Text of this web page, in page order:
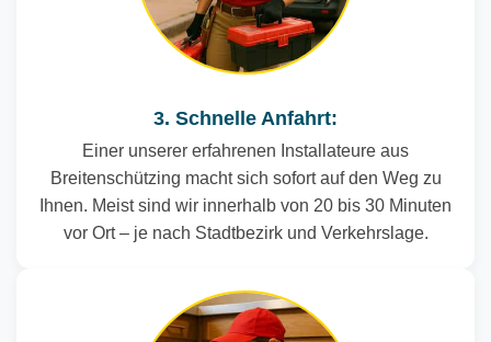
3. Schnelle Anfahrt:
Einer unserer erfahrenen Installateure aus
Breitenschützing macht sich sofort auf den Weg zu
Ihnen. Meist sind wir innerhalb von 20 bis 30 Minuten
vor Ort – je nach Stadtbezirk und Verkehrslage.